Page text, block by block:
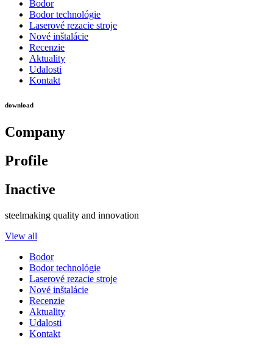
Bodor
Bodor technológie
Laserové rezacie stroje
Nové inštalácie
Recenzie
Aktuality
Udalosti
Kontakt
download
Company
Profile
Inactive
steelmaking quality and innovation
View all
Bodor
Bodor technológie
Laserové rezacie stroje
Nové inštalácie
Recenzie
Aktuality
Udalosti
Kontakt